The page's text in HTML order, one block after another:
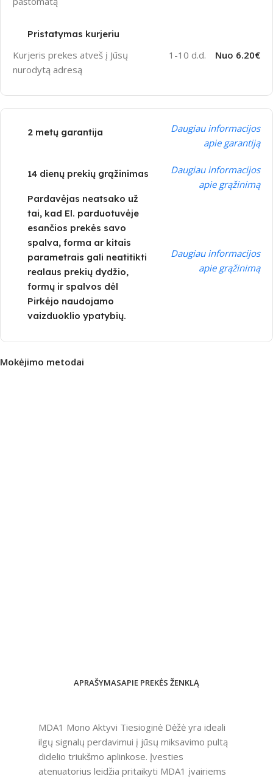
Pristatymas kurjeriu
Kurjeris prekes atveš į Jūsų
nurodytą adresą
1-10 d.d. Nuo 6.20€
2 metų garantija
Daugiau informacijos
apie garantiją
14 dienų prekių grąžinimas
Daugiau informacijos
apie grąžinimą
Pardavėjas neatsako už
tai, kad El. parduotuvėje
esančios prekės savo
spalva, forma ar kitais
parametrais gali neatitikti
realaus prekių dydžio,
formų ir spalvos dėl
Pirkėjo naudojamo
vaizduoklio ypatybių.
Daugiau informacijos
apie grąžinimą
Mokėjimo metodai
APRAŠYMASAPIE PREKĖS ŽENKLĄ
MDA1 Mono Aktyvi Tiesioginė Dėžė yra ideali
ilgų signalų perdavimui į jūsų miksavimo pultą
didelio triukšmo aplinkose. Įvesties
atenuatorius leidžia pritaikyti MDA1 įvairiems